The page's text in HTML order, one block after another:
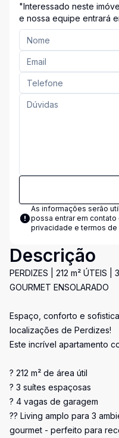
Entre em
"Interessado neste
e nossa equipe entrará
As informações serão
possa entrar em contato
privacidade e termos de
Descrição
PERDIZES | 212 m² ÚTEIS |
GOURMET ENSOLARADO
Espaço, conforto e
localizações de Perdizes!
Este incrível apartamento
? 212 m² de área útil
? 3 suítes espaçosas
? 4 vagas de garagem
?? Living amplo para 3
gourmet - perfeito para